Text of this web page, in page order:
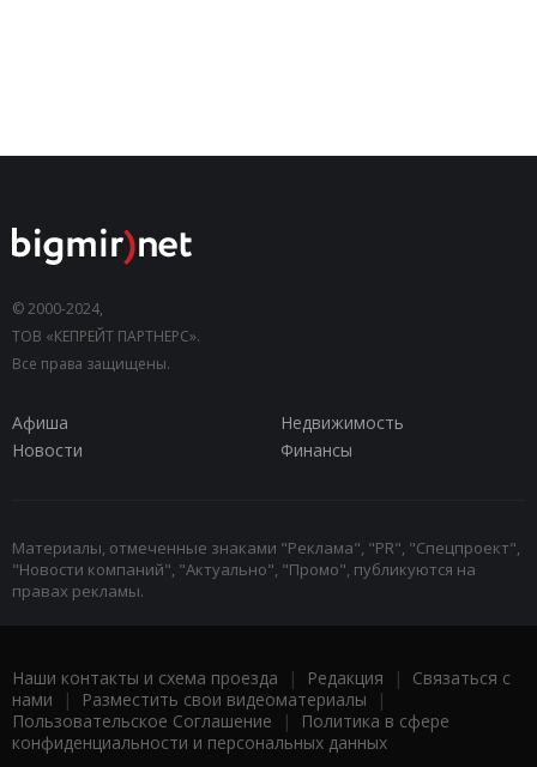
© 2000-2024,
ТОВ «КЕПРЕЙТ ПАРТНЕРС».
Все права защищены.
Афиша
Недвижимость
Новости
Финансы
Материалы, отмеченные знаками "Реклама", "PR", "Спецпроект",
"Новости компаний", "Актуально", "Промо", публикуются на
правах рекламы.
Наши контакты и схема проезда | Редакция | Связаться с
нами | Разместить свои видеоматериалы |
Пользовательское Соглашение |
Политика в сфере
конфиденциальности и персональных данных